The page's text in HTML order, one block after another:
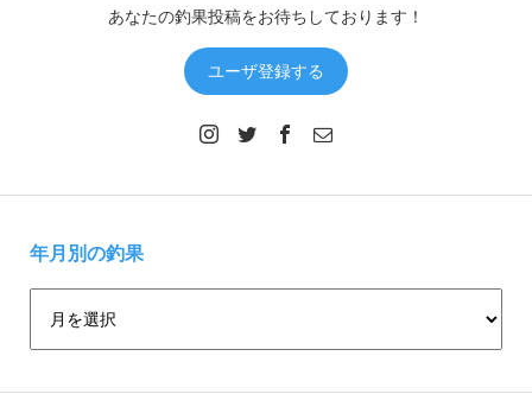
あなたの釣果投稿をお待ちしております！
ユーザ登録する
年月別の釣果